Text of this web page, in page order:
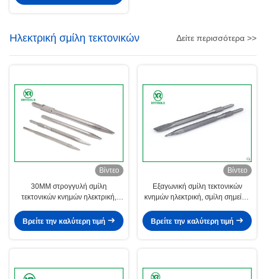
Ηλεκτρική σμίλη τεκτονικών Δείτε περισσότερα >>
Βίντεο
30MM στρογγυλή σμίλη
τεκτονικών κνημών ηλεκτρική,
αμμοστρωτικών μηχανών άμμου
για το Stone
Βρείτε την καλύτερη τιμή
Βίντεο
Εξαγωνική σμίλη τεκτονικών
κνημών ηλεκτρική, σμίλη σημείου
Βρείτε την καλύτερη τιμή